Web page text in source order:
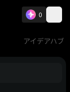
0
アイデアハブ